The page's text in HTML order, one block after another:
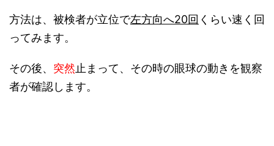
方法は、被検者が立位で左方向へ20回 くらい速く回
ってみます。
その後、 突然止まって、その時の眼球の動きを観察
者が確認します。